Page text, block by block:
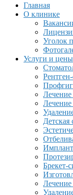
Главная
О клинике
Уголок
Услуги и цены
Лечение
Лечение
Детская
Брекет-
Лечение